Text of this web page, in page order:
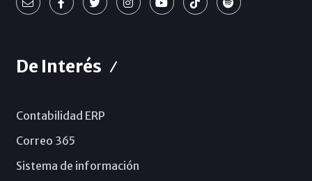
De Interés
Contabilidad ERP
Correo 365
Sistema de información